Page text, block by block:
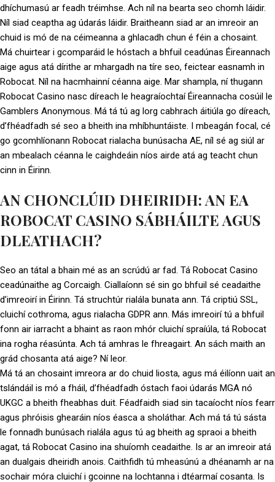
dhíchumasú ar feadh tréimhse. Ach níl na bearta seo chomh láidir.
Níl siad ceaptha ag údarás láidir. Braitheann siad ar an imreoir an
chuid is mó de na céimeanna a ghlacadh chun é féin a chosaint.
Má chuirtear i gcomparáid le hóstach a bhfuil ceadúnas Éireannach
aige agus atá dírithe ar mhargadh na tíre seo, feictear easnamh in
Robocat. Níl na hacmhainní céanna aige. Mar shampla, ní thugann
Robocat Casino nasc díreach le heagraíochtaí Éireannacha cosúil le
Gamblers Anonymous. Má tá tú ag lorg cabhrach áitiúla go díreach,
d’fhéadfadh sé seo a bheith ina mhíbhuntáiste. I mbeagán focal, cé
go gcomhlíonann Robocat rialacha bunúsacha AE, níl sé ag siúl ar
an mbealach céanna le caighdeáin níos airde atá ag teacht chun
cinn in Éirinn.
AN CHONCLÚID DHEIRIDH: AN EA
ROBOCAT CASINO SÁBHÁILTE AGUS
DLEATHACH?
Seo an tátal a bhain mé as an scrúdú ar fad. Tá Robocat Casino
ceadúnaithe ag Corcaigh. Ciallaíonn sé sin go bhfuil sé ceadaithe
d’imreoirí in Éirinn. Tá struchtúr rialála bunata ann. Tá criptiú SSL,
cluichí cothroma, agus rialacha GDPR ann. Más imreoirí tú a bhfuil
fonn air iarracht a bhaint as raon mhór cluichí spraíúla, tá Robocat
ina rogha réasúnta. Ach tá amhras le fhreagairt. An sách maith an
grád chosanta atá aige? Ní leor.
Má tá an chosaint imreora ar do chuid liosta, agus má éilíonn uait an
tslándáil is mó a fháil, d’fhéadfadh óstach faoi údarás MGA nó
UKGC a bheith fheabhas duit. Féadfaidh siad sin tacaíocht níos fearr
agus phróisis ghearáin níos éasca a sholáthar. Ach má tá tú sásta
le fonnadh bunúsach rialála agus tú ag bheith ag spraoi a bheith
agat, tá Robocat Casino ina shuíomh ceadaithe. Is ar an imreoir atá
an dualgais dheiridh anois. Caithfidh tú mheasúnú a dhéanamh ar na
sochair móra cluichí i gcoinne na lochtanna i dtéarmaí cosanta. Is